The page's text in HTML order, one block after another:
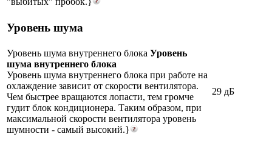
Уровень шума
Уровень шума внутреннего блока Уровень
шума внутреннего блока
Уровень шума внутреннего блока при работе на
охлаждение зависит от скорости вентилятора.
Чем быстрее вращаются лопасти, тем громче
гудит блок кондиционера. Таким образом, при
максимальной скорости вентилятора уровень
шумности - самый высокий.}
29 дБ